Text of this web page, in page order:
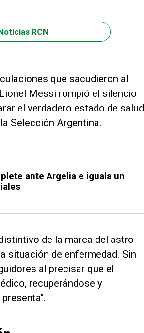
RCN
que sacudieron al
Messi rompió el silencio
el verdadero estado de salud
Selección Argentina.
ante Argelia e iguala un
de la marca del astro
situación de enfermedad. Sin
al precisar que el
recuperándose y